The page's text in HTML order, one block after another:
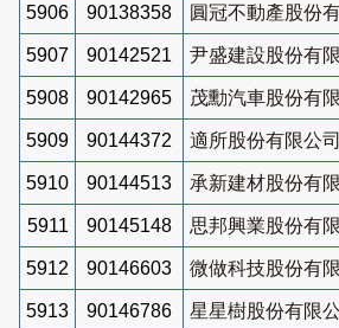
5906 90138358 圓冠不動產股份
5907 90142521 尹盛建設股份有
5908 90142965 茂勳汽車股份有
5909 90144372 適所股份有限公司
5910 90144513 承新建材股份有
5911 90145148 思邦興業股份有
5912 90146603 微做科技股份有
5913 90146786 星星樹股份有限